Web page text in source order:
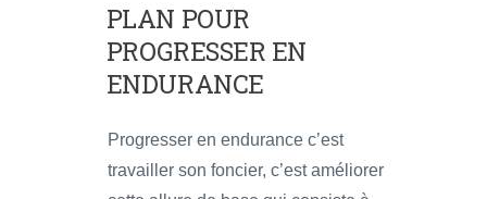
PLAN POUR
PROGRESSER EN
ENDURANCE
Progresser en endurance c’est
travailler son foncier, c’est améliorer